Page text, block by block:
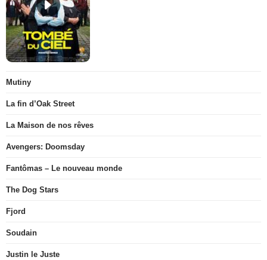
Mutiny
La fin d’Oak Street
La Maison de nos rêves
Avengers: Doomsday
Fantômas – Le nouveau monde
The Dog Stars
Fjord
Soudain
Justin le Juste